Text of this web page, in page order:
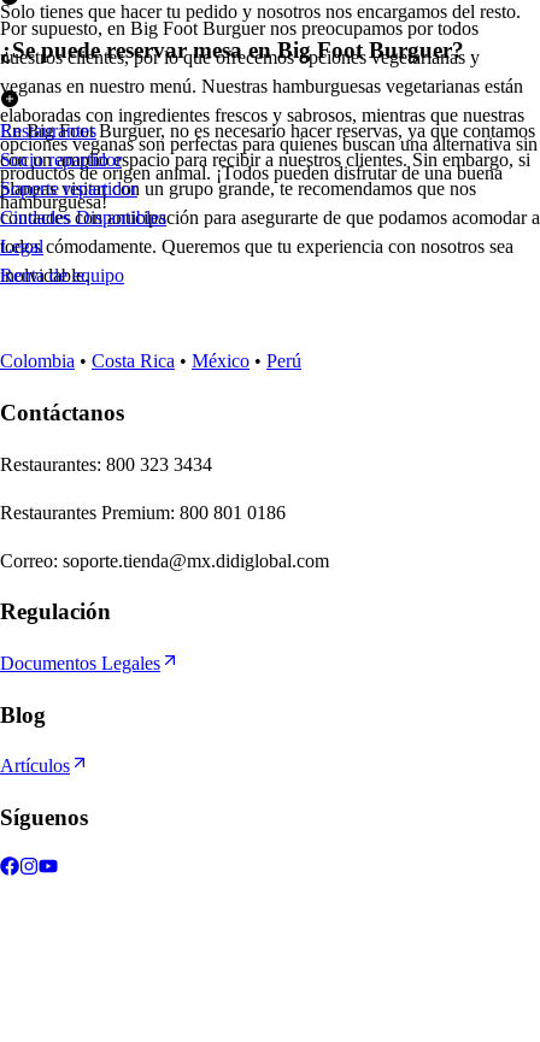
Solo tienes que hacer tu pedido y nosotros nos encargamos del resto.
Por supuesto, en Big Foot Burguer nos preocupamos por todos
nuestros clientes, por lo que ofrecemos opciones vegetarianas y
veganas en nuestro menú. Nuestras hamburguesas vegetarianas están
elaboradas con ingredientes frescos y sabrosos, mientras que nuestras
opciones veganas son perfectas para quienes buscan una alternativa sin
productos de origen animal. ¡Todos pueden disfrutar de una buena
hamburguesa!
¿Se puede reservar mesa en Big Foot Burguer?
En Big Foot Burguer, no es necesario hacer reservas, ya que contamos
con un amplio espacio para recibir a nuestros clientes. Sin embargo, si
planeas visitar con un grupo grande, te recomendamos que nos
contactes con anticipación para asegurarte de que podamos acomodar a
todos cómodamente. Queremos que tu experiencia con nosotros sea
inolvidable.
Restaurantes
Socio repartidor
Soporte repartidor
Ciudades Disponibles
Legal
Renta de equipo
Colombia • Costa Rica • México • Perú
Contáctanos
Restaurantes: 800 323 3434
Restaurantes Premium: 800 801 0186
Correo: soporte.tienda@mx.didiglobal.com
Regulación
Documentos Legales
Blog
Artículos
Síguenos